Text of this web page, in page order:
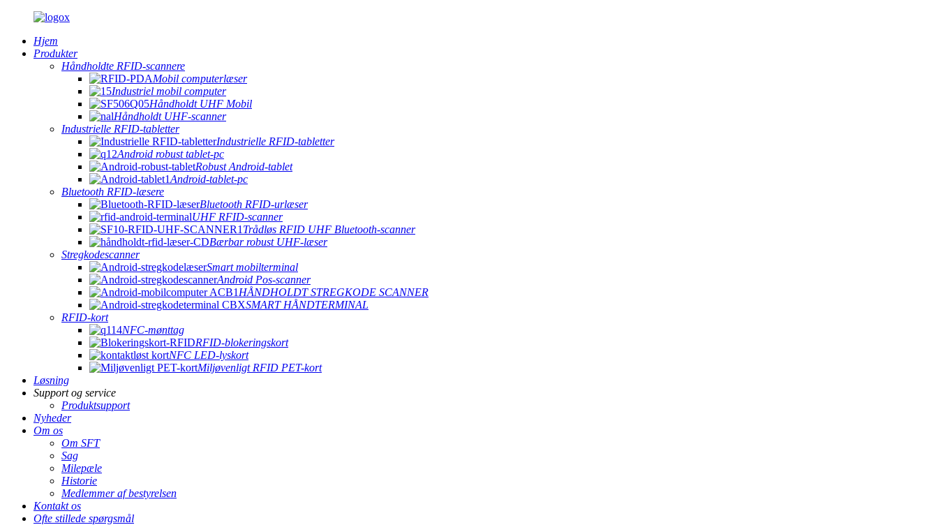
Hjem
Produkter
Håndholdte RFID-scannere
Mobil computerlæser
Industriel mobil computer
Håndholdt UHF Mobil
Håndholdt UHF-scanner
Industrielle RFID-tabletter
Industrielle RFID-tabletter
Android robust tablet-pc
Robust Android-tablet
Android-tablet-pc
Bluetooth RFID-læsere
Bluetooth RFID-urlæser
UHF RFID-scanner
Trådløs RFID UHF Bluetooth-scanner
Bærbar robust UHF-læser
Stregkodescanner
Smart mobilterminal
Android Pos-scanner
HÅNDHOLDT STREGKODE SCANNER
SMART HÅNDTERMINAL
RFID-kort
NFC-mønttag
RFID-blokeringskort
NFC LED-lyskort
Miljøvenligt RFID PET-kort
Løsning
Support og service
Produktsupport
Nyheder
Om os
Om SFT
Sag
Milepæle
Historie
Medlemmer af bestyrelsen
Kontakt os
Ofte stillede spørgsmål